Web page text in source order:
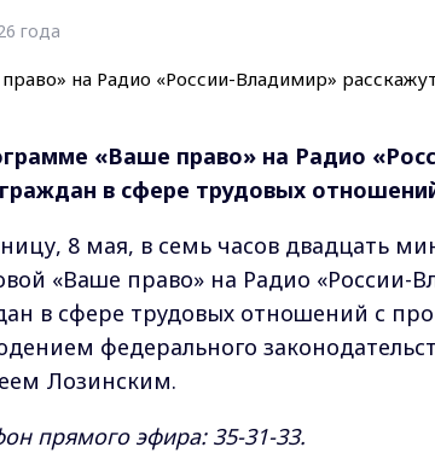
года
«Ваше право» на Радио
в сфере трудовых
8 мая, в семь часов двадцать
«Ваше право» на Радио
в сфере трудовых отношений с
федерального
Лозинским.
прямого эфира: 35-31-33.